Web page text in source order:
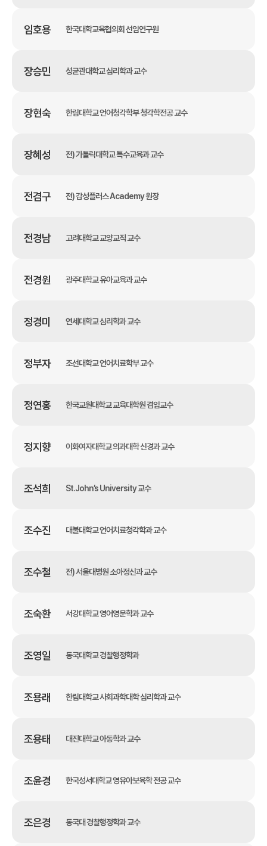
임호용 한국대학교육협의회 선임연구원
장승민 성균관대학교 심리학과 교수
장현숙 한림대학교 언어청각학부 청각학전공 교수
장혜성 전) 가톨릭대학교 특수교육과 교수
전겸구 전) 감성플러스 Academy 원장
전경남 고려대학교 교양교직 교수
전경원 광주대학교 유아교육과 교수
정경미 연세대학교 심리학과 교수
정부자 조선대학교 언어치료학부 교수
정연홍 한국교원대학교 교육대학원 겸임교수
정지향 이화여자대학교 의과대학 신경과 교수
조석희 St.John’s University 교수
조수진 대불대학교 언어치료청각학과 교수
조수철 전) 서울대병원 소아정신과 교수
조숙환 서강대학교 영어영문학과 교수
조영일 동국대학교 경찰행정학과
조용래 한림대학교 사회과학대학 심리학과 교수
조용태 대진대학교 아동학과 교수
조윤경 한국성서대학교 영유아보육학 전공 교수
조은경 동국대 경찰행정학과 교수